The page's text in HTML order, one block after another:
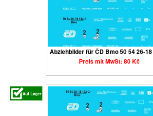
Abziehbilder für ČD Bmo 50 54 26-18
Preis mit MwSt: 80 Kč